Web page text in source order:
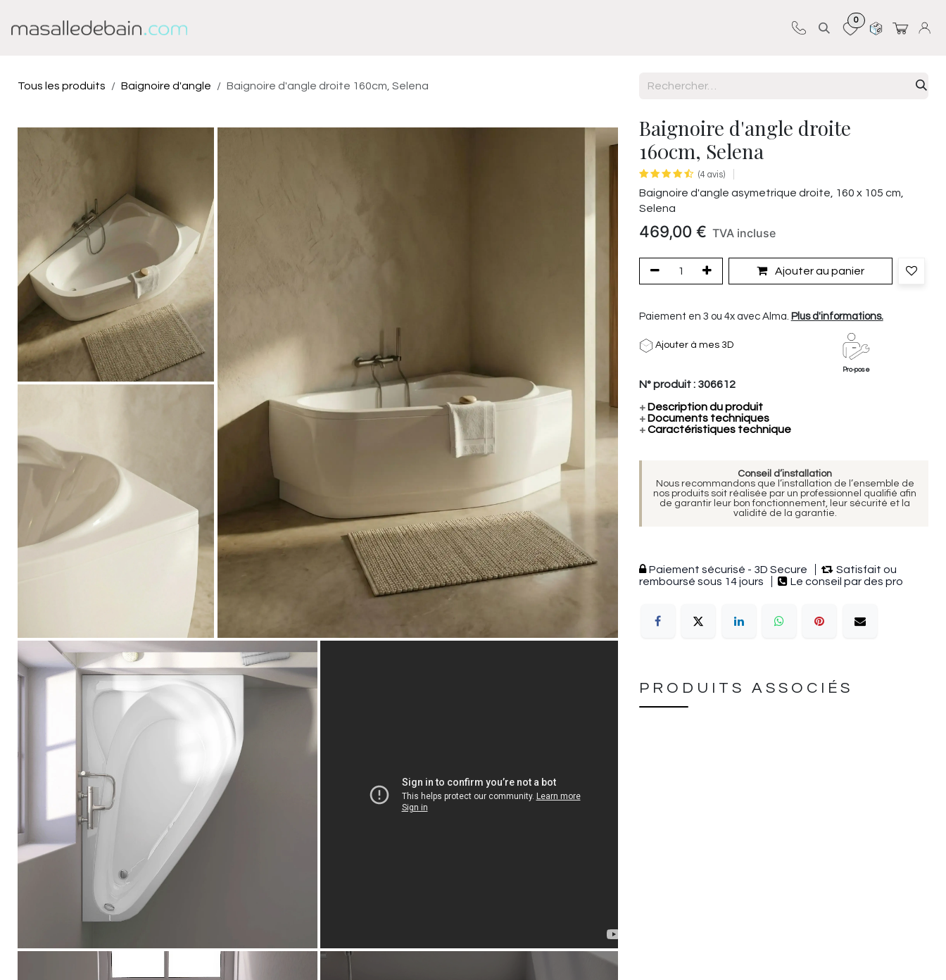
0
Tous les produits Baignoire d'angle Baignoire d'angle droite 160cm, Selena
Baignoire d'angle droite
160cm, Selena
(4 avis)
Baignoire d'angle asymetrique droite, 160 x 105 cm,
Selena
469,00€ TVA incluse
Ajouter au panier
Paiement en 3 ou 4x avec Alma. Plus d'informations.
Ajouter à mes 3D
Pro-pose
N° produit : 306612
+Description du produit
+Documents techniques
+Caractéristiques technique
Conseil d’installation
Nous recommandons que l’installation de l’ensemble de
nos produits soit réalisée par un professionnel qualifié afin
de garantir leur bon fonctionnement, leur sécurité et la
validité de la garantie.
Paiement sécurisé - 3D Secure
Satisfait ou
remboursé sous 14 jours
Le conseil par des pro
PRODUITS ASSOCIÉS